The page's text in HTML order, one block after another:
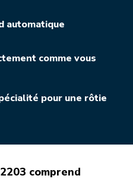
automatique
comme vous
pour une rôtie
comprend